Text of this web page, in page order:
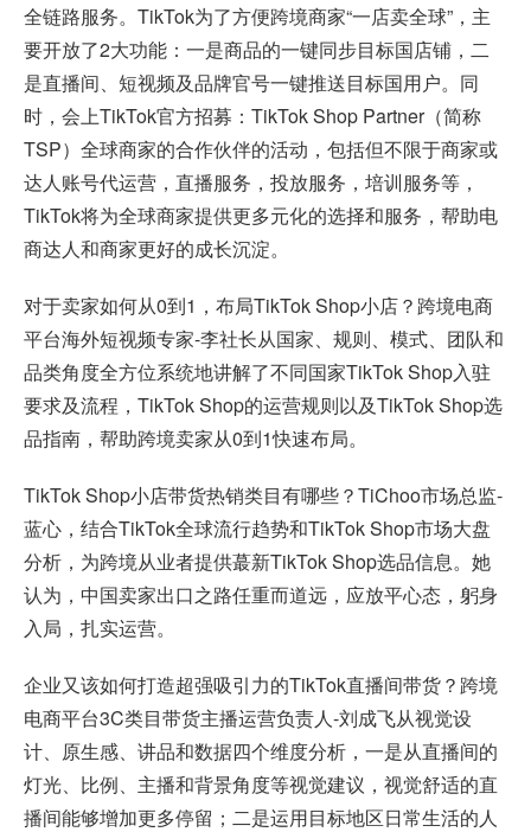
全链路服务。TikTok为了方便跨境商家“一店卖全球”，主
要开放了2大功能：一是商品的一键同步目标国店铺，二
是直播间、短视频及品牌官号一键推送目标国用户。同
时，会上TikTok官方招募：TikTok Shop Partner（简称
TSP）全球商家的合作伙伴的活动，包括但不限于商家或
达人账号代运营，直播服务，投放服务，培训服务等，
TikTok将为全球商家提供更多元化的选择和服务，帮助电
商达人和商家更好的成长沉淀。
对于卖家如何从0到1，布局TikTok Shop小店？跨境电商
平台海外短视频专家-李社长从国家、规则、模式、团队和
品类角度全方位系统地讲解了不同国家TikTok Shop入驻
要求及流程，TikTok Shop的运营规则以及TikTok Shop选
品指南，帮助跨境卖家从0到1快速布局。
TikTok Shop小店带货热销类目有哪些？TiChoo市场总监-
蓝心，结合TikTok全球流行趋势和TikTok Shop市场大盘
分析，为跨境从业者提供蕞新TikTok Shop选品信息。她
认为，中国卖家出口之路任重而道远，应放平心态，躬身
入局，扎实运营。
企业又该如何打造超强吸引力的TikTok直播间带货？跨境
电商平台3C类目带货主播运营负责人-刘成飞从视觉设
计、原生感、讲品和数据四个维度分析，一是从直播间的
灯光、比例、主播和背景角度等视觉建议，视觉舒适的直
播间能够增加更多停留；二是运用目标地区日常生活的人